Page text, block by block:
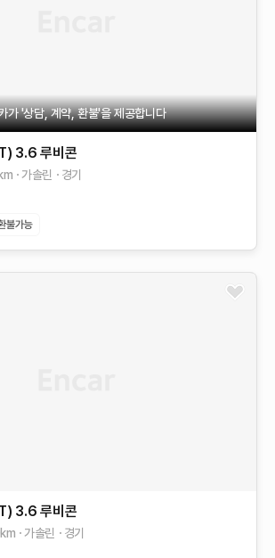
가 '상담, 계약, 환불'을 제공합니다
3.6 루비콘
km 가솔린 경기
3.6 루비콘
km 가솔린 경기